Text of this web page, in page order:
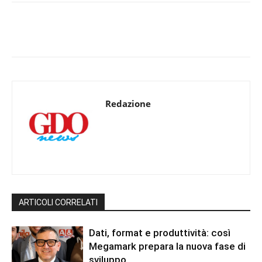
Redazione
ARTICOLI CORRELATI
Dati, format e produttività: così
Megamark prepara la nuova fase di